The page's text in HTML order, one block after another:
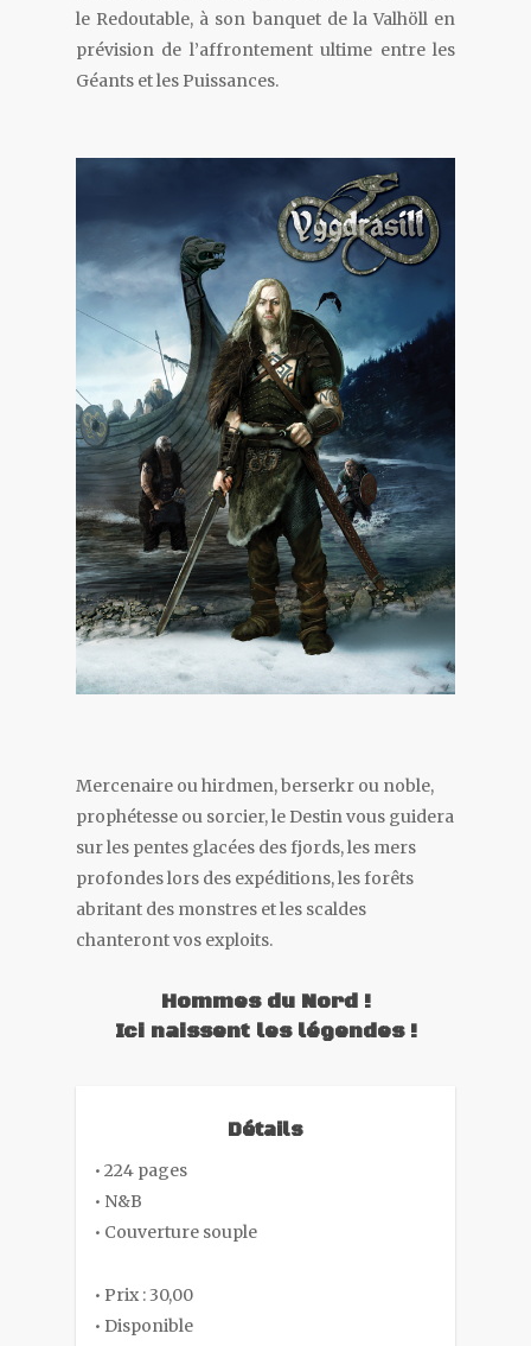
le Redoutable, à son banquet de la Valhöll en
prévision de l’affrontement ultime entre les
Géants et les Puissances.
Mercenaire ou hirdmen, berserkr ou noble,
prophétesse ou sorcier, le Destin vous guidera
sur les pentes glacées des fjords, les mers
profondes lors des expéditions, les forêts
abritant des monstres et les scaldes
chanteront vos exploits.
Hommes du Nord !
Ici naissent les légendes !
Détails
• 224 pages
• N&B
• Couverture souple
• Prix : 30,00
• Disponible